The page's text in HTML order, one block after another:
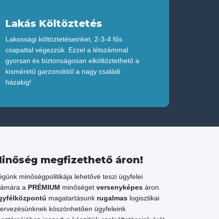
Lakás Költöztetés
Lakossági költöztetéseinket, 2-3-4 fős
csapattal végezzük. Ezzel a létszámmal
gyorsan és biztonságosan elköltöztethető a
kisméretű garzonoktól a nagy családi
házakig!
megfizethető áron!
minőségpolitikája lehetővé teszi ügyfelei
a PRÉMIUM minőséget versenyképes áron.
magatartásunk rugalmas logisztikai
köszönhetően ügyfeleink